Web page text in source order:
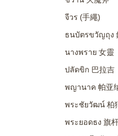
จีวร (手繩)
ธนบัตรขวัญถุง
นางพราย 女靈
ปลัดขิก 巴拉吉
พญานาค 帕亚
พระชัยวัฒน์ 柏
พระยอดธง 旗